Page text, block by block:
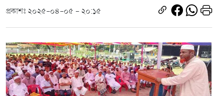
প্রকাশঃ ২০২৫-০৪-০৫ - ২০:১৫